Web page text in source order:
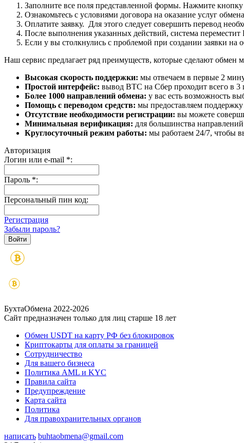
Заполните все поля представленной формы. Нажмите
Ознакомьтесь с условиями договора на оказание услуг
Оплатите заявку. Для этого следует совершить перевод
После выполнения указанных действий, система переместит
Если у вы столкнулись с проблемой при создании заявки
Наш сервис предлагает ряд преимуществ, которые сделают обмен
Высокая скорость поддержки: мы отвечаем в первые 2
Простой интерфейс: вывод BTC на Сбер проходит всего в 3
Более 1000 направлений обмена: у вас есть возможность
Помощь с переводом средств: мы предоставляем
Отсутствие необходимости регистрации: вы можете
Минимальная верификация: для большинства
Круглосуточный режим работы: мы работаем 24/7, чтобы
Авторизация
Логин или e-mail *:
Пароль *:
Персональный пин код:
Регистрация
Забыли пароль?
БухтаОбмена 2022-2026
Сайт предназначен только для лиц старше 18 лет
Обмен USDT на карту РФ без блокировок
Криптокарты для оплаты за границей
Сотрудничество
Для вашего бизнеса
Политика AML и KYC
Правила сайта
Предупреждение
Карта сайта
Политика
Для правохранительных органов
написать buhtaobmena@gmail.com